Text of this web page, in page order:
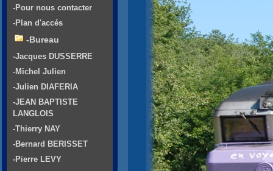
-Pour nous contacter
-Plan d'accés
-Bureau
-Jacques DUSSERRE
-Michel Julien
-Julien DIAFERIA
-JEAN BAPTISTE
LANGLOIS
-Thierry NAY
-Bernard BERISSET
-Pierre LEVY